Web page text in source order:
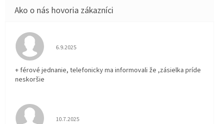
Hodnotenie obchodu je 5 z 5 hviezdičiek.
6.9.2025
+ férové jednanie, telefonicky ma informovali že ,zásielka príde
neskoršie
Hodnotenie obchodu je 5 z 5 hviezdičiek.
10.7.2025